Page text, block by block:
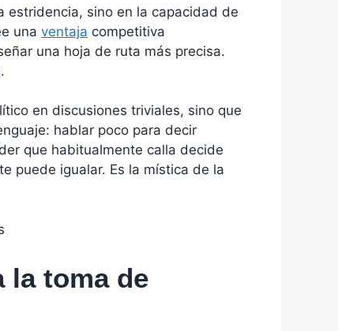
estridencia, sino en la capacidad de
una ventaja competitiva
una hoja de ruta más precisa.
en discusiones triviales, sino que
hablar poco para decir
que habitualmente calla decide
puede igualar. Es la mística de la
la toma de